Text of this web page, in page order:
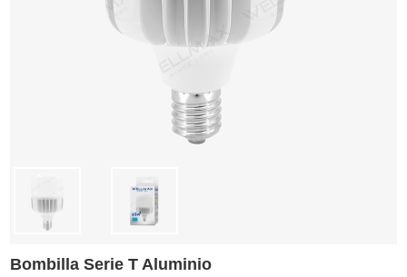
Bombilla Serie T Aluminio